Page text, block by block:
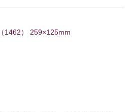
（1462） 259×125mm